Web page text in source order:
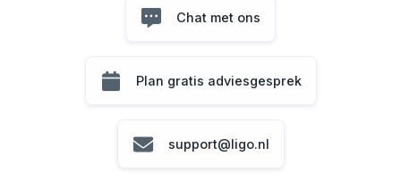
Chat met ons
Plan gratis adviesgesprek
support@ligo.nl